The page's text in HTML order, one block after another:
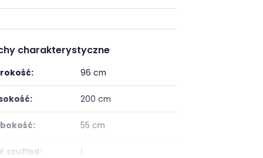
charakterystyczne
96 cm
200 cm
55 cm
szuflad: 1